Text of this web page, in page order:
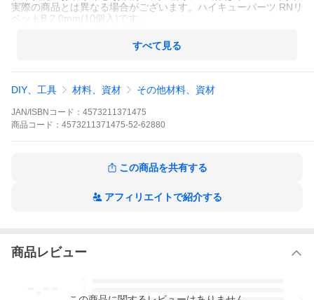
実際の商品とは異なる場合がございます。ハイキューパーツ RNリ
ベットB 2.0mm(10個入)です。
すべて見る
DIY、工具 材料、資材 その他材料、資材
JAN/ISBNコード： 4573211371475
商品 コード： 4573211371475-52-62880
この商品を共有する
アフィリエイトで紹介する
商品レビュー